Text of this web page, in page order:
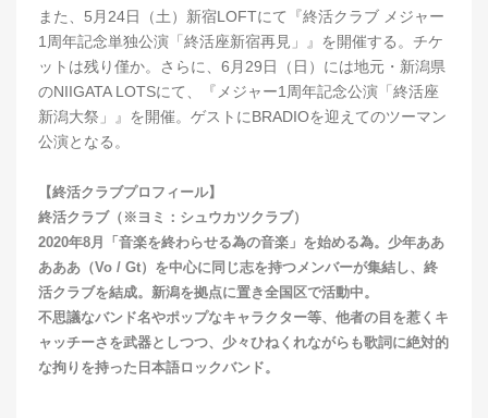
また、5月24日（土）新宿LOFTにて『終活クラブ メジャー
1周年記念単独公演「終活座新宿再見」』を開催する。チケ
ットは残り僅か。さらに、6月29日（日）には地元・新潟県
のNIIGATA LOTSにて、『メジャー1周年記念公演「終活座
新潟大祭」』を開催。ゲストにBRADIOを迎えてのツーマン
公演となる。
【終活クラブプロフィール】
終活クラブ（※ヨミ：シュウカツクラブ）
2020年8月「音楽を終わらせる為の音楽」を始める為。少年ああ
あああ（Vo / Gt）を中心に同じ志を持つメンバーが集結し、終
活クラブを結成。新潟を拠点に置き全国区で活動中。
不思議なバンド名やポップなキャラクター等、他者の目を惹くキ
ャッチーさを武器としつつ、少々ひねくれながらも歌詞に絶対的
な拘りを持った日本語ロックバンド。